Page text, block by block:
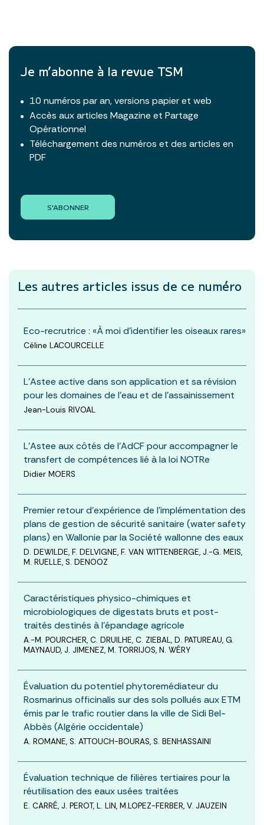
Je m’abonne à la revue TSM
10 numéros par an, versions papier et web
Accès aux articles Magazine et Partage
Opérationnel
Téléchargement des numéros et des articles en
PDF
S'ABONNER
Les autres articles issus de ce numéro
Eco-recrutrice : «À moi d’identifier les oiseaux rares»
Céline LACOURCELLE
L’Astee active dans son application et sa révision
pour les domaines de l’eau et de l’assainissement
Jean-Louis RIVOAL
L'Astee aux côtés de l'AdCF pour accompagner le
transfert de compétences lié à la loi NOTRe
Didier MOERS
Premier retour d’expérience de l’implémentation des
plans de gestion de sécurité sanitaire (water safety
plans) en Wallonie par la Société wallonne des eaux
D. DEWILDE, F. DELVIGNE, F. VAN WITTENBERGE, J.-G. MEIS,
M. RUELLE, S. DENOOZ
Caractéristiques physico-chimiques et
microbiologiques de digestats bruts et post-
traités destinés à l’épandage agricole
A.-M. POURCHER, C. DRUILHE, C. ZIEBAL, D. PATUREAU, G.
MAYNAUD, J. JIMENEZ, M. TORRIJOS, N. WÉRY
Évaluation du potentiel phytoremédiateur du
Rosmarinus officinalis sur des sols pollués aux ETM
émis par le trafic routier dans la ville de Sidi Bel-
Abbès (Algérie occidentale)
A. ROMANE, S. ATTOUCH-BOURAS, S. BENHASSAINI
Évaluation technique de filières tertiaires pour la
réutilisation des eaux usées traitées
E. CARRÉ, J. PEROT, L. LIN, M.LOPEZ-FERBER, V. JAUZEIN